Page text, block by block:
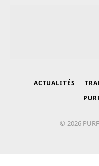
ACTUALITÉS
© 2026